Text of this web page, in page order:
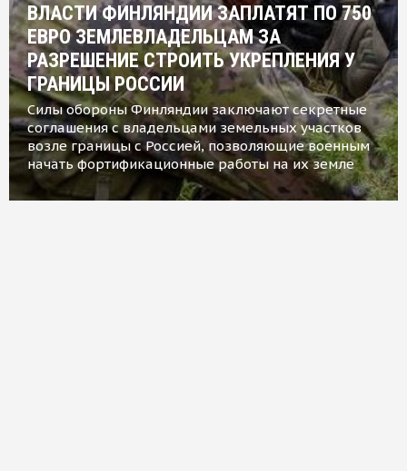
ВЛАСТИ ФИНЛЯНДИИ ЗАПЛАТЯТ ПО 750
ЕВРО ЗЕМЛЕВЛАДЕЛЬЦАМ ЗА
РАЗРЕШЕНИЕ СТРОИТЬ УКРЕПЛЕНИЯ У
ГРАНИЦЫ РОССИИ
Силы обороны Финляндии заключают секретные
соглашения с владельцами земельных участков
возле границы с Россией, позволяющие военным
начать фортификационные работы на их земле